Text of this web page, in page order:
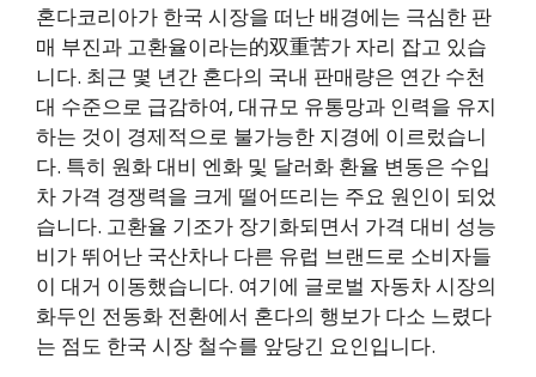
혼다코리아가 한국 시장을 떠난 배경에는 극심한 판
매 부진과 고환율이라는的双重苦가 자리 잡고 있습
니다. 최근 몇 년간 혼다의 국내 판매량은 연간 수천
대 수준으로 급감하여, 대규모 유통망과 인력을 유지
하는 것이 경제적으로 불가능한 지경에 이르렀습니
다. 특히 원화 대비 엔화 및 달러화 환율 변동은 수입
차 가격 경쟁력을 크게 떨어뜨리는 주요 원인이 되었
습니다. 고환율 기조가 장기화되면서 가격 대비 성능
비가 뛰어난 국산차나 다른 유럽 브랜드로 소비자들
이 대거 이동했습니다. 여기에 글로벌 자동차 시장의
화두인 전동화 전환에서 혼다의 행보가 다소 느렸다
는 점도 한국 시장 철수를 앞당긴 요인입니다.